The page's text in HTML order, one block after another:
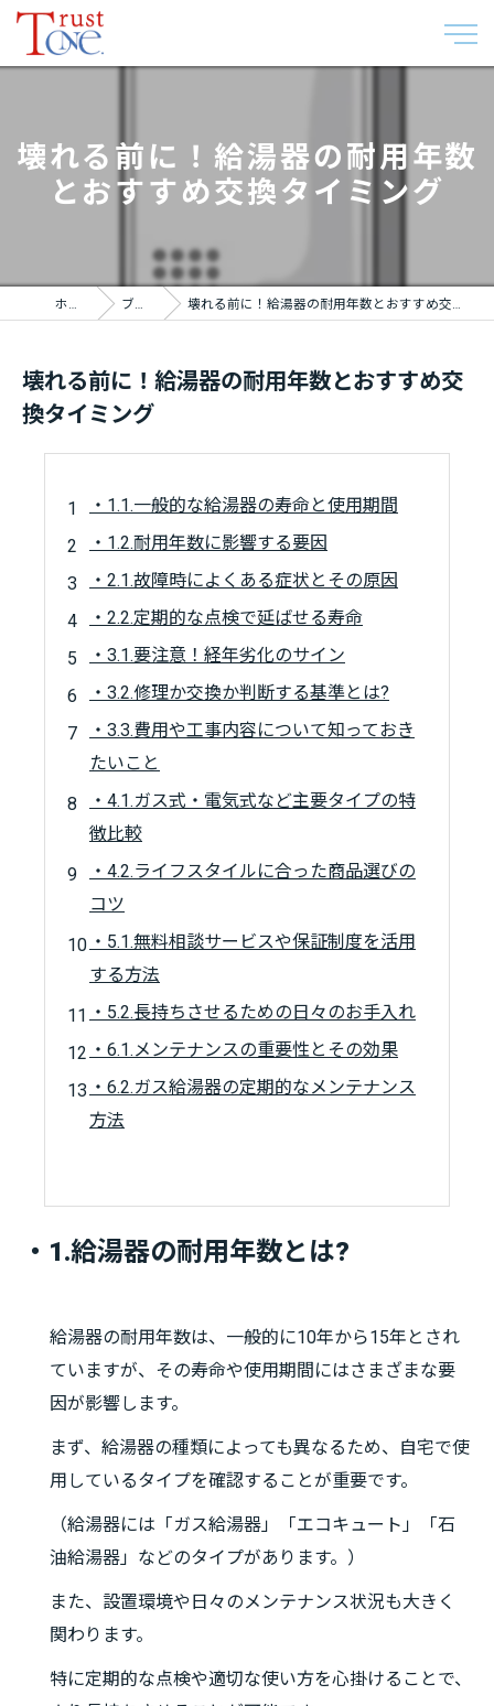
壊れる前に！給湯器の耐用年数
とおすすめ交換タイミング
ホーム ブログ 壊れる前に！給湯器の耐用年数とおすすめ交換タイミング
壊れる前に！給湯器の耐用年数とおすすめ交
換タイミング
・1.1.一般的な給湯器の寿命と使用期間
・1.2.耐用年数に影響する要因
・2.1.故障時によくある症状とその原因
・2.2.定期的な点検で延ばせる寿命
・3.1.要注意！経年劣化のサイン
・3.2.修理か交換か判断する基準とは?
・3.3.費用や工事内容について知っておき
たいこと
・4.1.ガス式・電気式など主要タイプの特
徴比較
・4.2.ライフスタイルに合った商品選びの
コツ
・5.1.無料相談サービスや保証制度を活用
する方法
・5.2.長持ちさせるための日々のお手入れ
・6.1.メンテナンスの重要性とその効果
・6.2.ガス給湯器の定期的なメンテナンス
方法
・1.給湯器の耐用年数とは?
給湯器の耐用年数は、一般的に10年から15年とされ
ていますが、その寿命や使用期間にはさまざまな要
因が影響します。
まず、給湯器の種類によっても異なるため、自宅で使
用しているタイプを確認することが重要です。
（給湯器には「ガス給湯器」「エコキュート」「石
油給湯器」などのタイプがあります。）
また、設置環境や日々のメンテナンス状況も大きく
関わります。
特に定期的な点検や適切な使い方を心掛けることで、